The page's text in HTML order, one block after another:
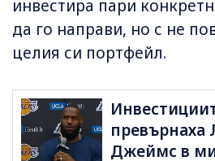
инвестира пари
да го направи, но с не
целия си портфейл.
превърнаха
Джеймс в